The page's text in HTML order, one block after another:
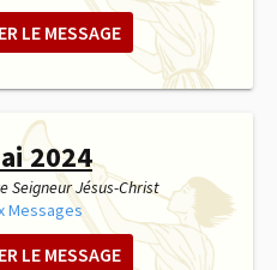
LE MESSAGE
2024
Seigneur Jésus-Christ
Messages
LE MESSAGE